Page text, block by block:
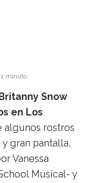
1 minuto
Britanny Snow
en Los
algunos rostros
gran pantalla,
Vanessa
Musical- y